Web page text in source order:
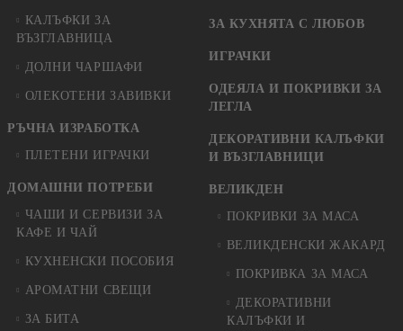
КАЛЪФКИ ЗА
ВЪЗГЛАВНИЦА
ДОЛНИ ЧАРШАФИ
ОЛЕКОТЕНИ ЗАВИВКИ
РЪЧНА ИЗРАБОТКА
ПЛЕТЕНИ ИГРАЧКИ
ДОМАШНИ ПОТРЕБИ
ЧАШИ И СЕРВИЗИ ЗА
КАФЕ И ЧАЙ
КУХНЕНСКИ ПОСОБИЯ
АРОМАТНИ СВЕЩИ
ЗА БИТА
ЗА КУХНЯТА С ЛЮБОВ
ИГРАЧКИ
ОДЕЯЛА И ПОКРИВКИ ЗА
ЛЕГЛА
ДЕКОРАТИВНИ КАЛЪФКИ
И ВЪЗГЛАВНИЦИ
ВЕЛИКДЕН
ПОКРИВКИ ЗА МАСА
ВЕЛИКДЕНСКИ ЖАКАРД
ПОКРИВКА ЗА МАСА
ДЕКОРАТИВНИ
КАЛЪФКИ И